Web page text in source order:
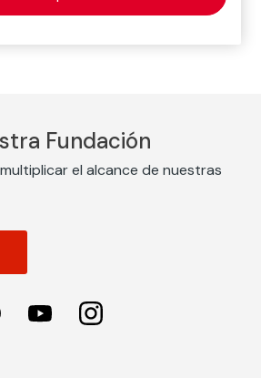
Fundación
el alcance de nuestras